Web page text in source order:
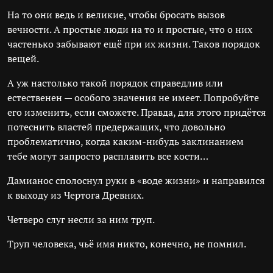
На то они ведь и великие, чтобы бросать вызов
вечности. А простые люди на то и простые, что о них
частенько забывают ещё при их жизни. Таков порядок
вещей.
А уж настолько такой порядок справедлив или
естественен — особого значения не имеет. Попробуйте
его изменить, если сможете. Правда, для этого придётся
потеснить властей предержащих, что довольно
проблематично, когда каким-нибудь заклинанием
тебе могут запросто расплавить все кости…
Дамианос сполоснул руки в «воде жизни» и направился
к выходу из Чертога Древних.
Четверо слуг несли за ним труп.
Труп человека, чьё имя никто, конечно, не помнил.